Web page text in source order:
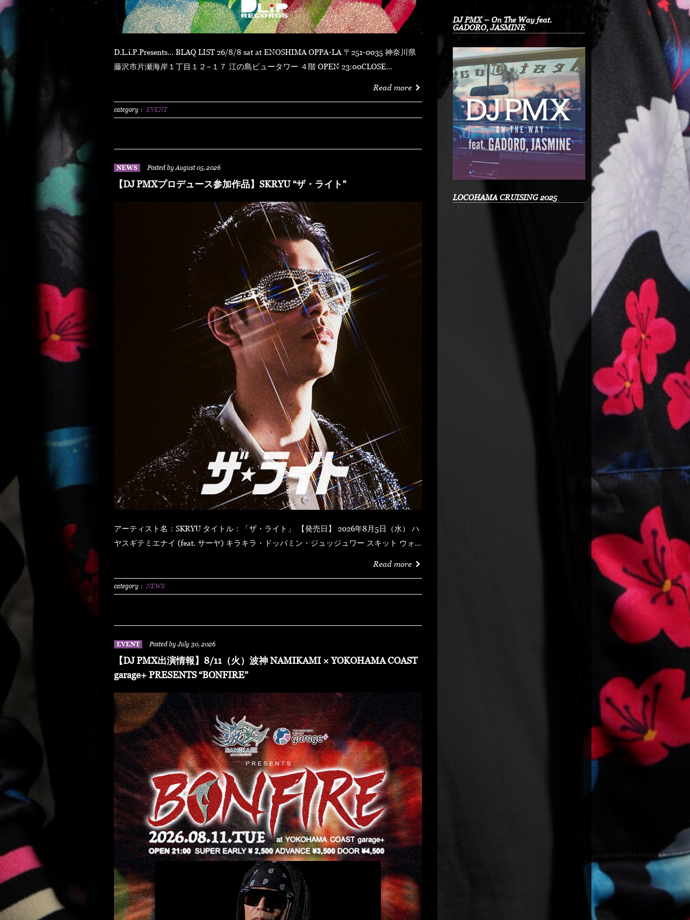
D.L.i.P.Presents... BLAQ LIST 26/8/8 sat at ENOSHIMA OPPA-LA 〒251-0035 神奈川県
藤沢市片瀬海岸１丁目１２−１７ 江の島ビュータワー ４階 OPEN 23:00CLOSE
BUNTAR-MANLEXKILLAHSHARKHEDMAO & MAGOODZ
Read more
category： EVENT
NEWS Posted by August 05, 2026
【DJ PMXプロデュース参加作品】SKRYU “ザ・ライト”
アーティスト名：SKRYU タイトル：「ザ・ライト」 【発売日】 2026年8月5日（水） ハ
ヤスギテミエナイ (feat. サーヤ) キラキラ・ドッパミン・ジュッジュワー スキット ウォ
ブン・バック
Read more
category： NEWS
EVENT Posted by July 30, 2026
【DJ PMX出演情報】8/11（火）波神 NAMIKAMI × YOKOHAMA COAST
garage+ PRESENTS “BONFIRE”
DJ PMX – On The Way feat.
GADORO, JASMINE
LOCOHAMA CRUISING 2025